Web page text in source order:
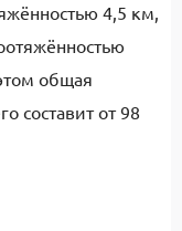
4,5 км,
общая
составит от 98